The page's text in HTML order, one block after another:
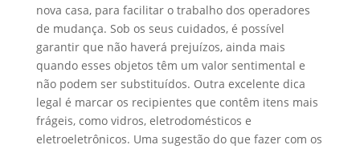
nova casa, para facilitar o trabalho dos operadores
de mudança. Sob os seus cuidados, é possível
garantir que não haverá prejuízos, ainda mais
quando esses objetos têm um valor sentimental e
não podem ser substituídos. Outra excelente dica
legal é marcar os recipientes que contêm itens mais
frágeis, como vidros, eletrodomésticos e
eletroeletrônicos. Uma sugestão do que fazer com os